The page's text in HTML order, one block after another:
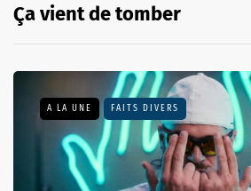
Ça vient de tomber
A LA UNE FAITS DIVERS